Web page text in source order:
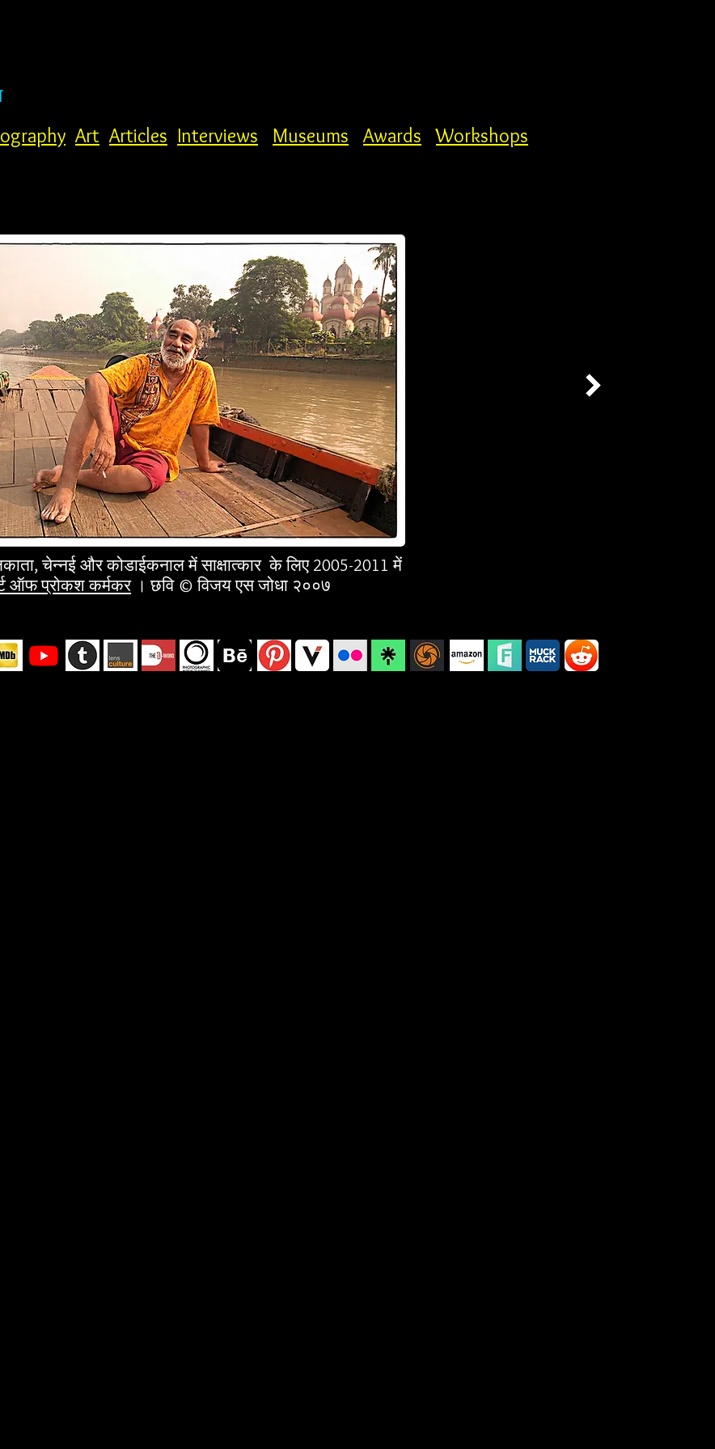
Art Articles Interviews Museums Awards
Workshops
चेन्नई और कोडाईकनाल में साक्षात्कार के लिए 2005-2011 में
ऑफ प्रोकश कर्मकर। छवि © विजय एस जोधा २००७